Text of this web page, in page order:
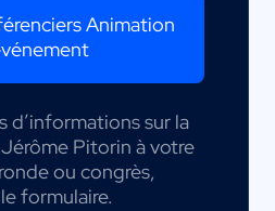
Animation
d’informations sur la
Pitorin à votre
ou congrès,
formulaire.